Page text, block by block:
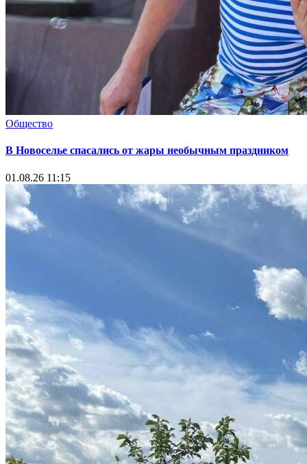
Общество
В Новоселье спасались от жары необычным праздником
01.08.26 11:15